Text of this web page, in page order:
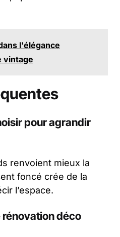
l'élégance
vintage
pour agrandir
renvoient mieux la
foncé crée de la
l’espace.
déco